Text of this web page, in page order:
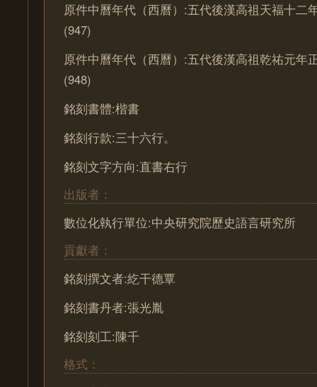
原件中曆年代（西曆）:五代後漢高祖天福十二
(947)
原件中曆年代（西曆）:五代後漢高祖乾祐元年
(948)
銘刻書體:楷書
銘刻行款:三十六行。
銘刻文字方向:直書右行
出版者：
數位化執行單位:中央研究院歷史語言研究所
貢獻者：
銘刻撰文者:紇干德覃
銘刻書丹者:張光胤
銘刻刻工:陳千
格式：